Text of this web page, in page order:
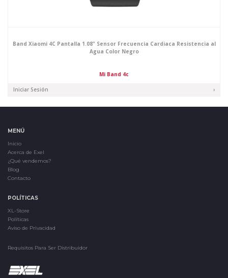
Band Xiaomi 4C Pantalla 1.08" Sensor Frecuencia Cardiaca Resistencia al
Agua Color Negro
Mi Band 4c
Iniciar Sesión ›
MENÚ
Inicio
Acerca de Exel
¿Qué vendemos?
Blog
Contacto
POLÍTICAS
XL-Store
Políticas
Aviso de Privacidad
Requisitos Para Ser Distribuidor